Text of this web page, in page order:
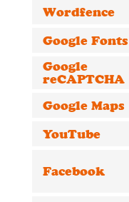
Wordfence
Google Fonts
Google
reCAPTCHA
Google Maps
YouTube
Facebook